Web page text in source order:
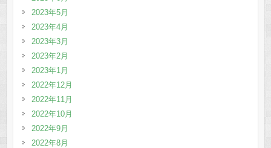
2023年5月
2023年4月
2023年3月
2023年2月
2023年1月
2022年12月
2022年11月
2022年10月
2022年9月
2022年8月